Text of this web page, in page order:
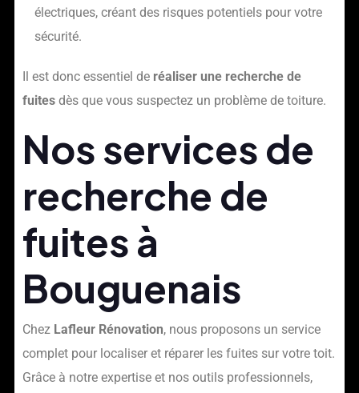
électriques, créant des risques potentiels pour votre
sécurité.
Il est donc essentiel de réaliser une recherche de
fuites dès que vous suspectez un problème de toiture.
Nos services de
recherche de
fuites à
Bouguenais
Chez Lafleur Rénovation, nous proposons un service
complet pour localiser et réparer les fuites sur votre toit.
Grâce à notre expertise et nos outils professionnels,